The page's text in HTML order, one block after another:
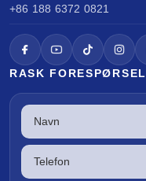
+86 188 6372 0821
RASK FORESPØRSEL